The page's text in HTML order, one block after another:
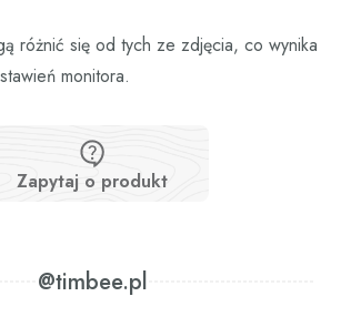
różnić się od tych ze zdjęcia, co wynika
monitora.
Zapytaj o produkt
@timbee.pl